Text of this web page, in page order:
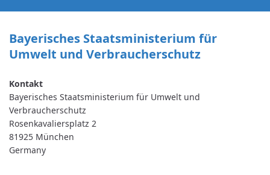
Bayerisches Staatsministerium für
Umwelt und Verbraucherschutz
Bayerisches Staatsministerium für Umwelt und
Verbraucherschutz
Rosenkavaliersplatz 2
81925 München
Germany